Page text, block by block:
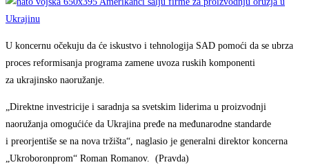
U koncernu očekuju da će iskustvo i tehnologija SAD pomoći da se ubrza
proces reformisanja programa zamene uvoza ruskih komponenti
za ukrajinsko naoružanje.
„Direktne investricije i saradnja sa svetskim liderima u proizvodnji
naoružanja omogućiće da Ukrajina pređe na međunarodne standarde
i preorjentiše se na nova tržišta“, naglasio je generalni direktor koncerna
„Ukroboronprom“ Roman Romanov. (Pravda)